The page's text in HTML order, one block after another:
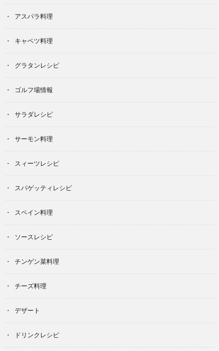
アスパラ料理
キャベツ料理
グラタンレシピ
ゴルフ場情報
サラダレシピ
サーモン料理
スィーツレシピ
スパゲッティレシピ
スペイン料理
ソースレシピ
チンゲン菜料理
チーズ料理
デザート
ドリンクレシピ